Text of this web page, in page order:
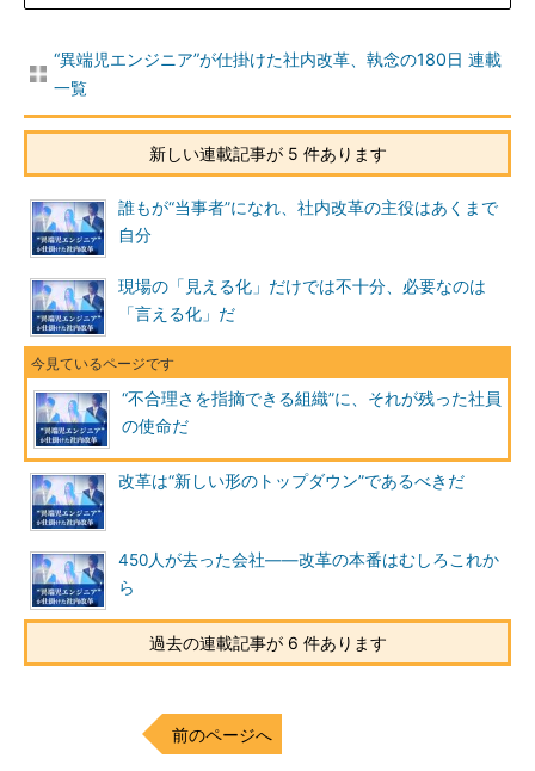
“異端児エンジニア”が仕掛けた社内改革、執念の180日 連載
一覧
新しい連載記事が 5 件あります
誰もが“当事者”になれ、社内改革の主役はあくまで
自分
現場の「見える化」だけでは不十分、必要なのは
「言える化」だ
“不合理さを指摘できる組織”に、それが残った社員
の使命だ
改革は“新しい形のトップダウン”であるべきだ
450人が去った会社――改革の本番はむしろこれか
ら
過去の連載記事が 6 件あります
前のページへ